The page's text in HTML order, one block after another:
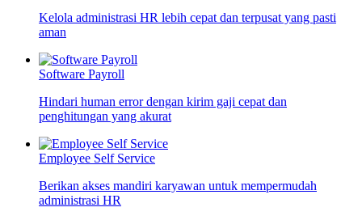
Kelola administrasi HR lebih cepat dan terpusat yang pasti
aman
Software Payroll
Hindari human error dengan kirim gaji cepat dan
penghitungan yang akurat
Employee Self Service
Berikan akses mandiri karyawan untuk mempermudah
administrasi HR